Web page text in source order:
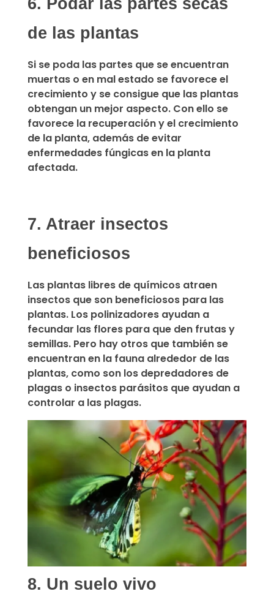
de las plantas
Si se poda las partes que se encuentran
muertas o en mal estado se favorece el
crecimiento y se consigue que las plantas
obtengan un mejor aspecto. Con ello se
favorece la recuperación y el crecimiento
de la planta, además de evitar
enfermedades fúngicas en la planta
afectada.
7. Atraer insectos
beneficiosos
Las plantas libres de químicos atraen
insectos que son beneficiosos para las
plantas. Los polinizadores ayudan a
fecundar las flores para que den frutas y
semillas. Pero hay otros que también se
encuentran en la fauna alrededor de las
plantas, como son los depredadores de
plagas o insectos parásitos que ayudan a
controlar a las plagas.
8. Un suelo vivo